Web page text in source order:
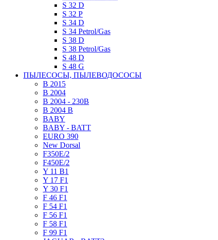
S 32 D
S 32 P
S 34 D
S 34 Petrol/Gas
S 38 D
S 38 Petrol/Gas
S 48 D
S 48 G
ПЫЛЕСОСЫ, ПЫЛЕВОДОСОСЫ
B 2015
B 2004
B 2004 - 230В
B 2004 B
BABY
BABY - BATT
EURO 390
New Dorsal
F350E/2
F450E/2
Y 11 B1
Y 17 F1
Y 30 F1
F 46 F1
F 54 F1
F 56 F1
F 58 F1
F 99 F1